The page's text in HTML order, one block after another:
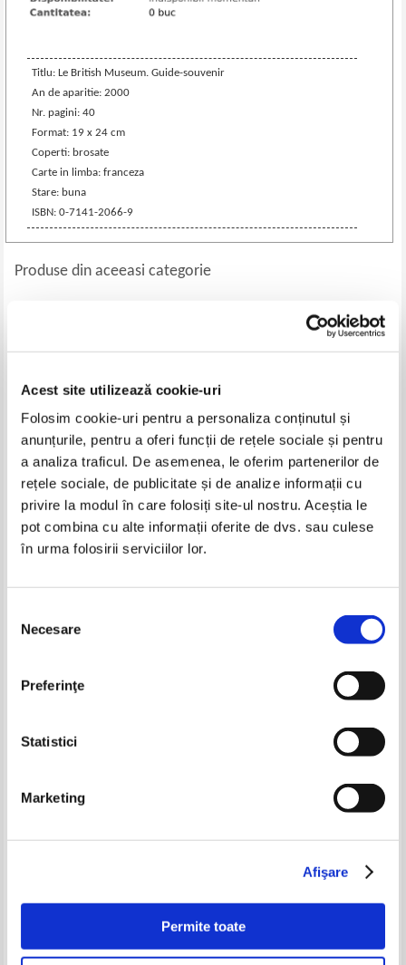
Acest site utilizează cookie-uri
Folosim cookie-uri pentru a personaliza conținutul și
anunțurile, pentru a oferi funcții de rețele sociale și pentru
a analiza traficul. De asemenea, le oferim partenerilor de
rețele sociale, de publicitate și de analize informații cu
privire la modul în care folosiți site-ul nostru. Aceștia le
pot combina cu alte informații oferite de dvs. sau culese
în urma folosirii serviciilor lor.
consimțământului
Necesare
Preferinţe
Statistici
Marketing
Afişare
Permite toate
Titlu: Le British Museum. Guide-souvenir
An de aparitie: 2000
Nr. pagini: 40
Format: 19 x 24 cm
Coperti: brosate
Carte in limba: franceza
Stare: buna
ISBN: 0-7141-2066-9
Produse din aceeasi categorie
Barcelona. Ghid turistic (colectia
Corneliu Obrascu - Florenta.
Ghid turistic si cultural
Mariana Pascaru - Valea
Pret:20,00Lei 16,00 Lei
Viena weekend. Ghidul verde
Pret:12,00 Lei
Adaugă în coș
-60%